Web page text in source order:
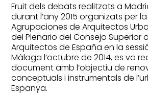
Fruit dels debats realitzats a
durant l’any 2015 organizats per
Agrupaciones de Arquitectos
del Plenario del Consejo Superior
Arquitectos de España en la
Màlaga l’octubre de 2014, es va
document amb l’objectiu de
conceptuals i instrumentals de
Espanya.